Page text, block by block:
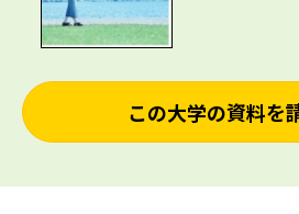
この大学の資料を